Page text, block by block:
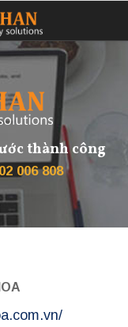
thành công
006 808